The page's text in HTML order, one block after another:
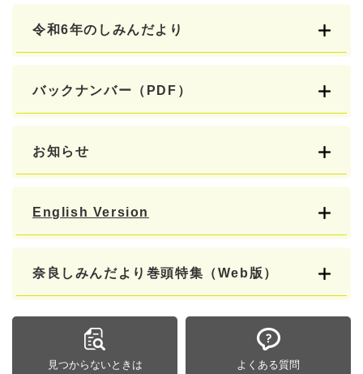
令和6年のしみんだより
バックナンバー（PDF）
お知らせ
English Version
奈良しみんだより巻頭特集（Web版）
見つからないときは よくある質問